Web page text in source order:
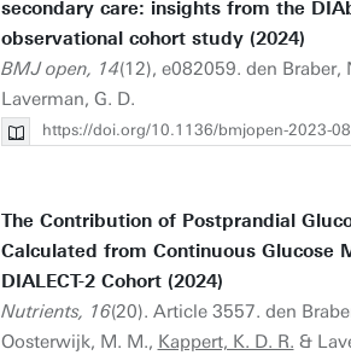
secondary care: insights from the
observational cohort study (2024)
BMJ open, 14(12), e082059. den
Laverman, G. D.
https://doi.org/10.1136/bmjopen-2023-
The Contribution of Postprandial
Calculated from Continuous Glucose
DIALECT-2 Cohort (2024)
Nutrients, 16(20). Article 3557. den
Oosterwijk, M. M., Kappert, K. D. R. &